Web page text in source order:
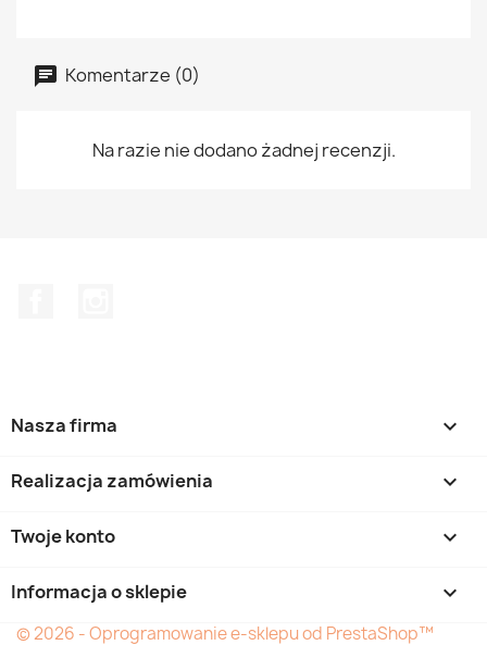
Komentarze (0)
Na razie nie dodano żadnej recenzji.
Nasza firma 
Realizacja zamówienia 
Twoje konto 
Informacja o sklepie keyboard_arrow_down
© 2026 - Oprogramowanie e-sklepu od PrestaShop™